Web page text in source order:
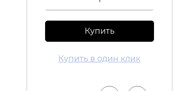
Купить
Купить в один клик